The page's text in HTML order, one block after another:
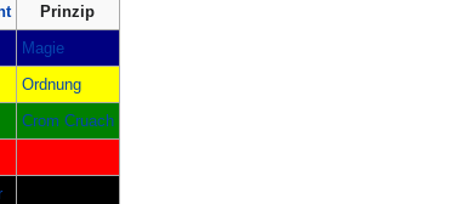
Prinzip
Magie
Ordnung
Crom Cruach